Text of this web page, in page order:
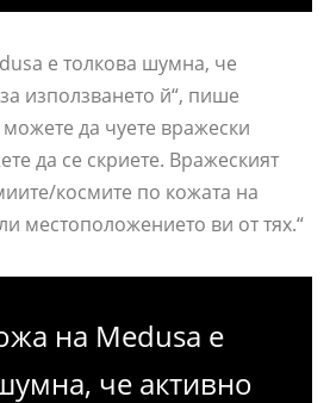
е толкова шумна, че
използването й“, пише
да чуете вражески
да се скриете. Вражеският
космите по кожата на
местоположението ви от тях.“
на Medusa е
че активно